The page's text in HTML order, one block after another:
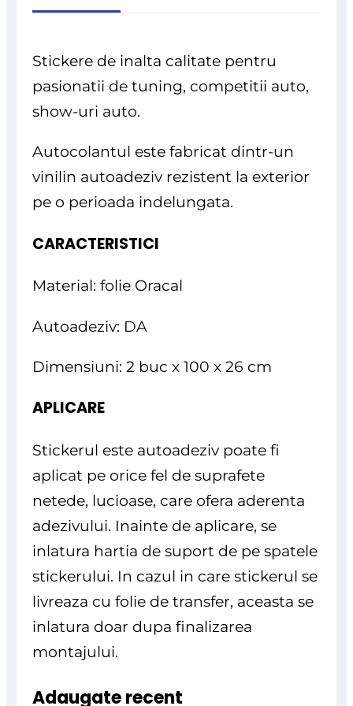
Stickere de inalta calitate pentru
pasionatii de tuning, competitii auto,
show-uri auto.
Autocolantul este fabricat dintr-un
vinilin autoadeziv rezistent la exterior
pe o perioada indelungata.
CARACTERISTICI
Material: folie Oracal
Autoadeziv: DA
Dimensiuni: 2 buc x 100 x 26 cm
APLICARE
Stickerul este autoadeziv poate fi
aplicat pe orice fel de suprafete
netede, lucioase, care ofera aderenta
adezivului. Inainte de aplicare, se
inlatura hartia de suport de pe spatele
stickerului. In cazul in care stickerul se
livreaza cu folie de transfer, aceasta se
inlatura doar dupa finalizarea
montajului.
Adaugate recent